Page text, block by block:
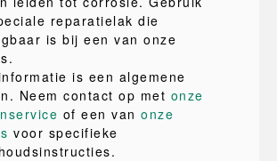
reparatielak die
is bij een van onze
is een algemene
Neem contact op met onze
of een van onze
voor specifieke